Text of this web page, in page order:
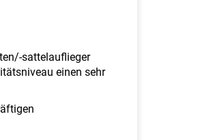
sattelauflieger
einen sehr